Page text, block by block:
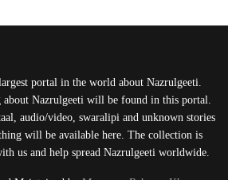
portal in the world about Nazrulgeeti.
Nazrulgeeti will be found in this portal.
audio/video, swaralipi and unknown stories
will be available here. The collection is
us and help spread Nazrulgeeti worldwide.